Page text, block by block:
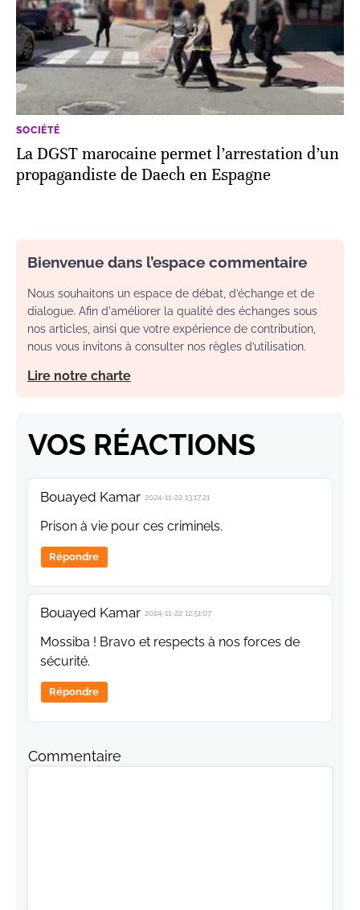
SOCIÉTÉ
La DGST marocaine permet l’arrestation d’un
propagandiste de Daech en Espagne
Bienvenue dans l’espace commentaire
Nous souhaitons un espace de débat, d’échange et de
dialogue. Afin d'améliorer la qualité des échanges sous
nos articles, ainsi que votre expérience de contribution,
nous vous invitons à consulter nos règles d’utilisation.
Lire notre charte
VOS RÉACTIONS
Bouayed Kamar 2024-11-22 13:17:21
Prison à vie pour ces criminels.
Répondre
Bouayed Kamar 2024-11-22 12:51:07
Mossiba ! Bravo et respects à nos forces de
sécurité.
Répondre
Commentaire